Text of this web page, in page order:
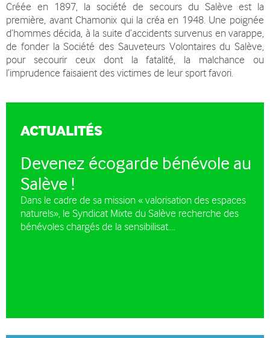
Créée en 1897, la société de secours du Salève est la
première, avant Chamonix qui la créa en 1948. Une poignée
d’hommes décida, à la suite d’accidents survenus en varappe,
de fonder la Société des Sauveteurs Volontaires du Salève,
pour secourir ceux dont la fatalité, la malchance ou
l’imprudence faisaient des victimes de leur sport favori.
ACTUALITÉS
Devenez écogarde bénévole au
Salève !
Dans le cadre de sa mission « valorisation des espaces
naturels», le Syndicat Mixte du Salève recherche des
bénévoles chargés de la sensibilisat....